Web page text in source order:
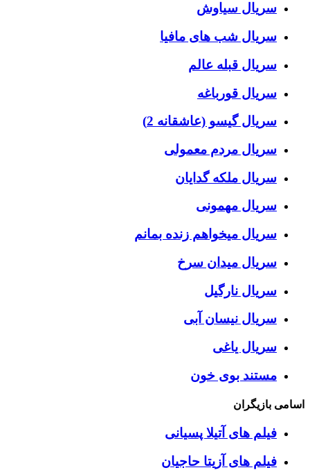
سریال سیاوش
سریال شب های مافیا
سریال قبله عالم
سریال قورباغه
سریال گیسو (عاشقانه 2)
سریال مردم معمولی
سریال ملکه گدایان
سریال مهمونی
سریال میخواهم زنده بمانم
سریال میدان سرخ
سریال نارگیل
سریال نیسان آبی
سریال یاغی
مستند بوی خون
اسامی بازیگران
فیلم های آتیلا پسیانی
فیلم های آزیتا حاجیان